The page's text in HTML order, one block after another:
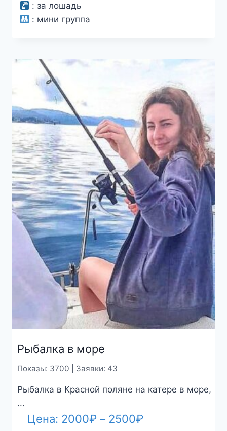
: за лошадь
: мини группа
Рыбалка в море
Показы: 3700 | Заявки: 43
Рыбалка в Красной поляне на катере в море,
...
Цена: 2000₽ – 2500₽Диапазон